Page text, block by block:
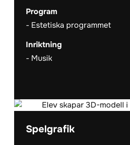
Program
Estetiska programmet
Inriktning
Musik
Spelgrafik